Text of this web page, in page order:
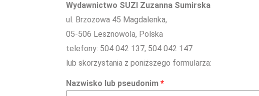
Wydawnictwo SUZI Zuzanna Sumirska
ul. Brzozowa 45 Magdalenka,
05-506 Lesznowola, Polska
telefony: 504 042 137, 504 042 147
lub skorzystania z poniższego formularza:
Nazwisko lub pseudonim *